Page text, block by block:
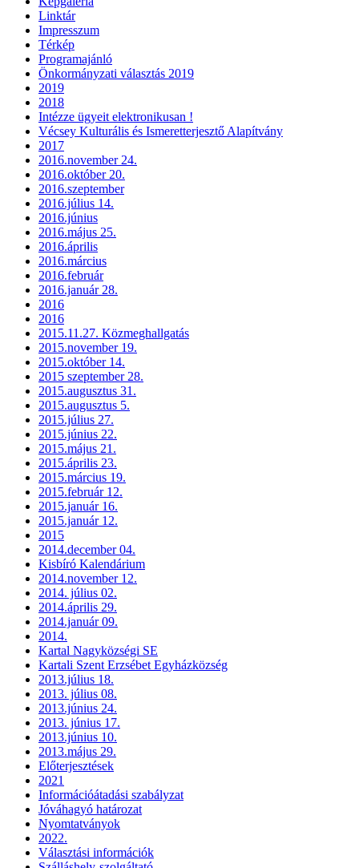
Linktár
Impresszum
Térkép
Programajánló
Önkormányzati választás 2019
2019
2018
Intézze ügyeit elektronikusan !
Vécsey Kulturális és Ismeretterjesztő Alapítvány
2017
2016.november 24.
2016.október 20.
2016.szeptember
2016.július 14.
2016.június
2016.május 25.
2016.április
2016.március
2016.február
2016.január 28.
2016
2016
2015.11.27. Közmeghallgatás
2015.november 19.
2015.október 14.
2015 szeptember 28.
2015.augusztus 31.
2015.augusztus 5.
2015.július 27.
2015.június 22.
2015.május 21.
2015.április 23.
2015.március 19.
2015.február 12.
2015.január 16.
2015.január 12.
2015
2014.december 04.
Kisbíró Kalendárium
2014.november 12.
2014. július 02.
2014.április 29.
2014.január 09.
2014.
Kartal Nagyközségi SE
Kartali Szent Erzsébet Egyházközség
2013.július 18.
2013. július 08.
2013.június 24.
2013. június 17.
2013.június 10.
2013.május 29.
Előterjesztések
2021
Információátadási szabályzat
Jóváhagyó határozat
Nyomtatványok
2022.
Választási információk